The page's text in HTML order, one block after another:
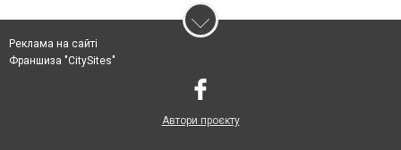
Реклама на сайті
Франшиза "CitySites"
Автори проєкту